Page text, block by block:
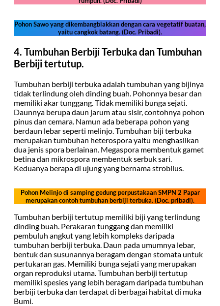
Pohon Sawo yang dikembangbiakkan dengan cara vegetatif buatan,
yaitu cangkok batang. (Doc. Pribadi).
4. Tumbuhan Berbiji Terbuka dan Tumbuhan
Berbiji tertutup.
Tumbuhan berbiji terbuka adalah tumbuhan yang bijinya
tidak terlindung oleh dinding buah. Pohonnya besar dan
memiliki akar tunggang. Tidak memiliki bunga sejati.
Daunnya berupa daun jarum atau sisir, contohnya pohon
pinus dan cemara. Namun ada beberapa pohon yang
berdaun lebar seperti melinjo. Tumbuhan biji terbuka
merupakan tumbuhan heterospora yaitu menghasilkan
dua jenis spora berlainan. Megaspora membentuk gamet
betina dan mikrospora membentuk serbuk sari.
Keduanya berapa di ujung yang bernama strobilus.
Pohon Melinjo di samping gedung perpustakaan SMPN 2 Papar
merupakan contoh tumbuhan berbiji terbuka. (Doc. pribadi).
Tumbuhan berbiji tertutup memiliki biji yang terlindung
dinding buah. Perakaran tunggang dan memiliki
pembuluh angkut yang lebih kompleks daripada
tumbuhan berbiji terbuka. Daun pada umumnya lebar,
bentuk dan susunannya beragam dengan stomata untuk
pertukaran gas. Memiliki bunga sejati yang merupakan
organ reproduksi utama. Tumbuhan berbiji tertutup
memiliki spesies yang lebih beragam daripada tumbuhan
berbiji terbuka dan terdapat di berbagai habitat di muka
Bumi.